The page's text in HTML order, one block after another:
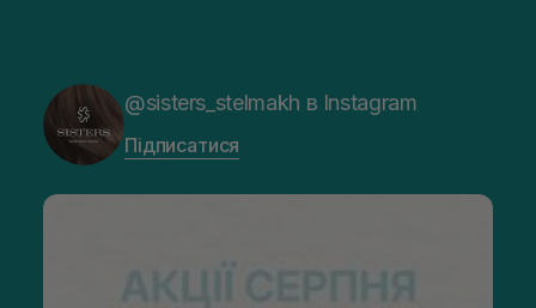
@sisters_stelmakh в Instagram
Підписатися